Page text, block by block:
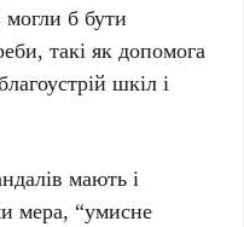
могли б бути
такі як допомога
шкіл і
мають і
мера, “умисне